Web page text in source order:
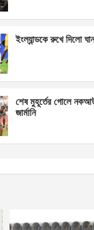
ইংল্যান্ডকে রুখে দিলো
শেষ মুহূর্তের গোলে
জার্মানি